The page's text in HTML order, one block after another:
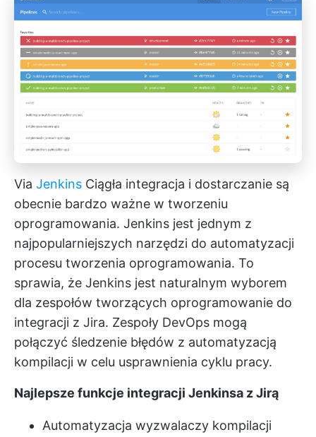
Via Jenkins Ciągła integracja i dostarczanie są
obecnie bardzo ważne w tworzeniu
oprogramowania. Jenkins jest jednym z
najpopularniejszych narzędzi do automatyzacji
procesu tworzenia oprogramowania. To
sprawia, że Jenkins jest naturalnym wyborem
dla zespołów tworzących oprogramowanie do
integracji z Jira. Zespoły DevOps mogą
połączyć śledzenie błędów z automatyzacją
kompilacji w celu usprawnienia cyklu pracy.
Najlepsze funkcje integracji Jenkinsa z Jirą
Automatyzacja wyzwalaczy kompilacji